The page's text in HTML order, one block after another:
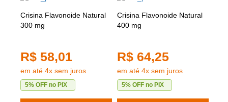
Crisina Flavonoide Natural
300 mg
R$ 58,01
em até 4x sem juros
5% OFF no PIX
Crisina Flavonoide Natural
400 mg
R$ 64,25
em até 4x sem juros
5% OFF no PIX